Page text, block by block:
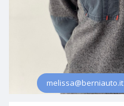
melissa@berniauto.it